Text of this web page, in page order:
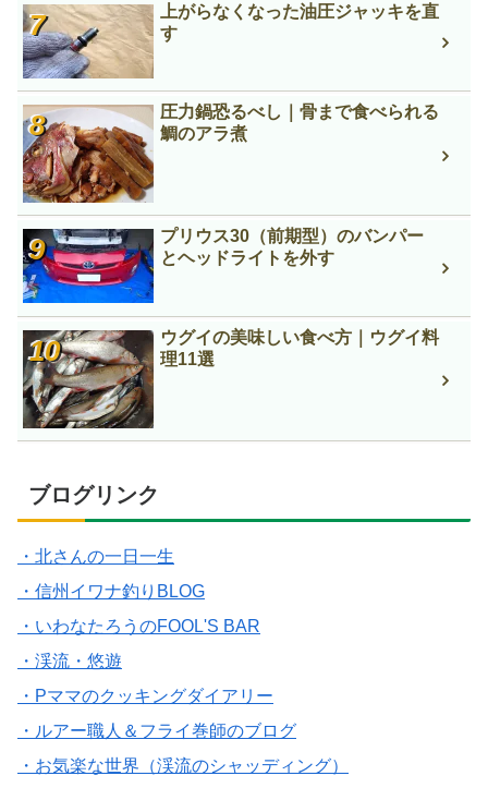
上がらなくなった油圧ジャッキを直
す
圧力鍋恐るべし｜骨まで食べられる
鯛のアラ煮
プリウス30（前期型）のバンパー
とヘッドライトを外す
ウグイの美味しい食べ方｜ウグイ料
理11選
ブログリンク
・北さんの一日一生
・信州イワナ釣りBLOG
・いわなたろうのFOOL'S BAR
・渓流・悠遊
・Pママのクッキングダイアリー
・ルアー職人＆フライ巻師のブログ
・お気楽な世界（渓流のシャッディング）